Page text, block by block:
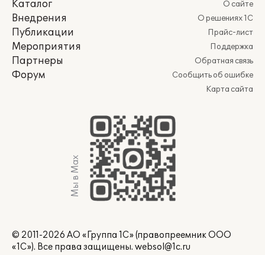
Каталог
Внедрения
Публикации
Мероприятия
Партнеры
Форум
О сайте
О решениях 1С
Прайс-лист
Поддержка
Обратная связь
Сообщить об ошибке
Карта сайта
Мы в Max
© 2011-2026 АО «Группа 1С» (правопреемник ООО
«1С»). Все права защищены. websol@1c.ru